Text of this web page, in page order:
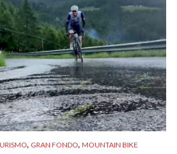
, GRAN FONDO, MOUNTAIN BIKE